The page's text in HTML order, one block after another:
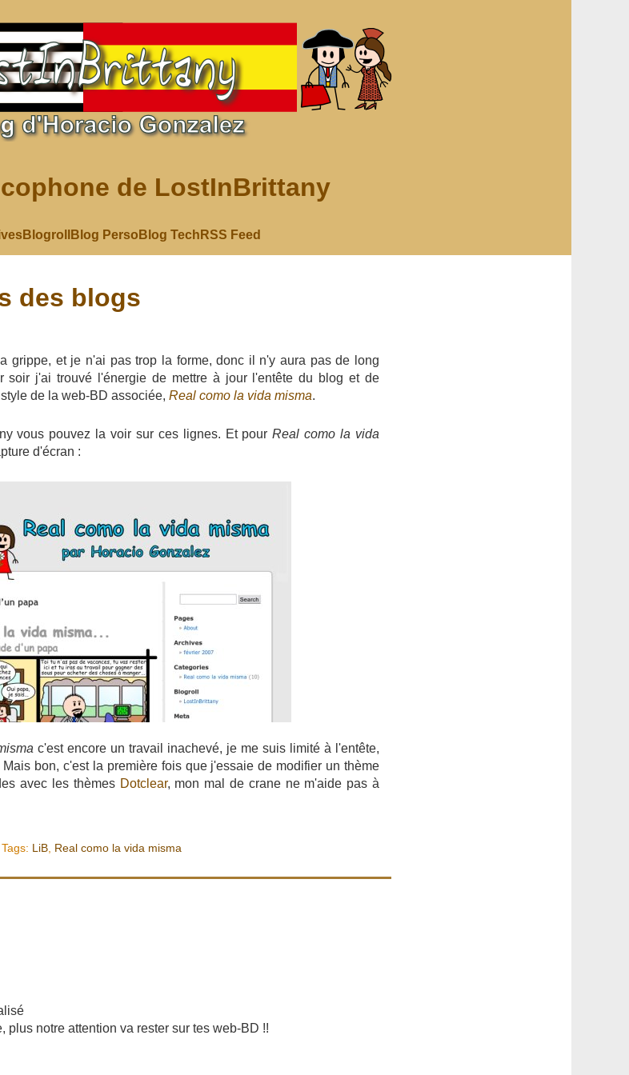
de LostInBrittany
Blogroll Blog Perso Blog Tech RSS Feed
des blogs
grippe, et je n'ai pas trop la forme, donc il n'y aura pas de long
soir j'ai trouvé l'énergie de mettre à jour l'entête du blog et de
de la web-BD associée, Real como la vida misma.
vous pouvez la voir sur ces lignes. Et pourReal como la vida
d'écran :
c'est encore un travail inachevé, je me suis limité à l'entête,
bon, c'est la première fois que j'essaie de modifier un thème
avec les thèmes Dotclear, mon mal de crane ne m'aide pas à
Tags: LiB, Real como la vida misma
plus notre attention va rester sur tes web-BD !!